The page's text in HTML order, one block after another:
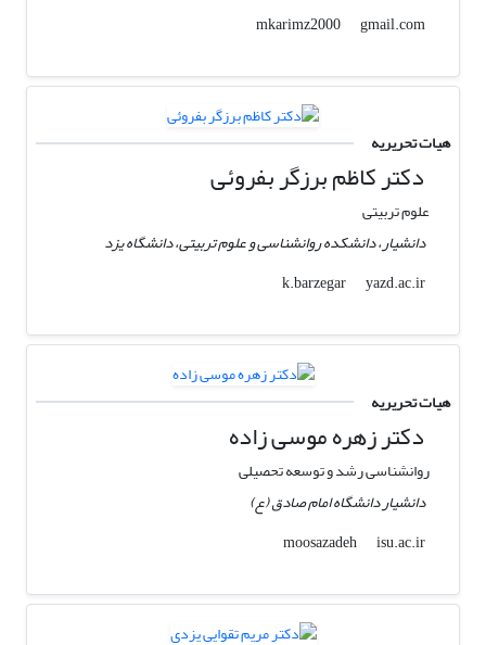
mkarimz2000
gmail.com
هیات تحریریه
دکتر کاظم برزگر بفروئی
علوم تربیتی
دانشیار، دانشکده روانشناسی و علوم تربیتی، دانشگاه یزد
k.barzegar
yazd.ac.ir
هیات تحریریه
دکتر زهره موسی زاده
روانشناسی رشد و توسعه تحصیلی
دانشیار دانشگاه امام صادق (ع)
moosazadeh
isu.ac.ir